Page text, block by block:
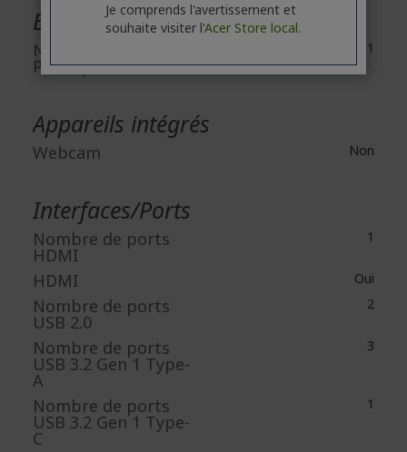
Extensions d'entrées/Sorties
Nombre de slots
PCI Express x16
1
Appareils intégrés
Webcam Non
Interfaces/Ports
Nombre de ports
HDMI
1
HDMI Oui
Nombre de ports
USB 2.0
2
Nombre de ports
USB 3.2 Gen 1 Type-
A
3
Nombre de ports
USB 3.2 Gen 1 Type-
C
1
Je comprends l'avertissement et
souhaite visiter l'Acer Store local.